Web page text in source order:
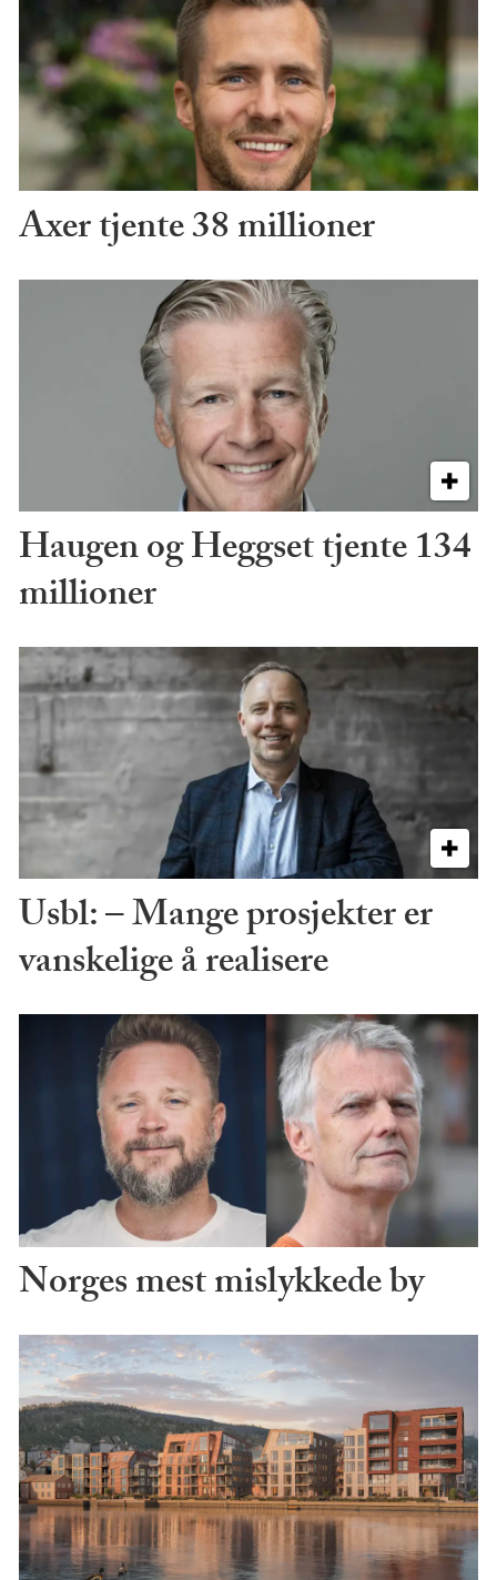
Axer tjente 38 millioner
Haugen og Heggset tjente 134
millioner
Usbl: – Mange prosjekter er
vanskelige å realisere
Norges mest mislykkede by